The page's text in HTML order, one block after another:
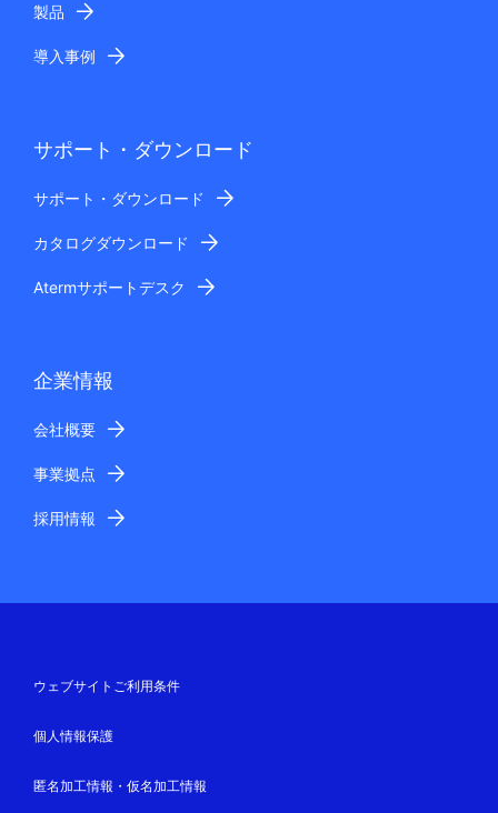
製品
導入事例
サポート・ダウンロード
サポート・ダウンロード
カタログダウンロード
Atermサポートデスク
企業情報
会社概要
事業拠点
採用情報
ウェブサイトご利用条件
個人情報保護
匿名加工情報・仮名加工情報